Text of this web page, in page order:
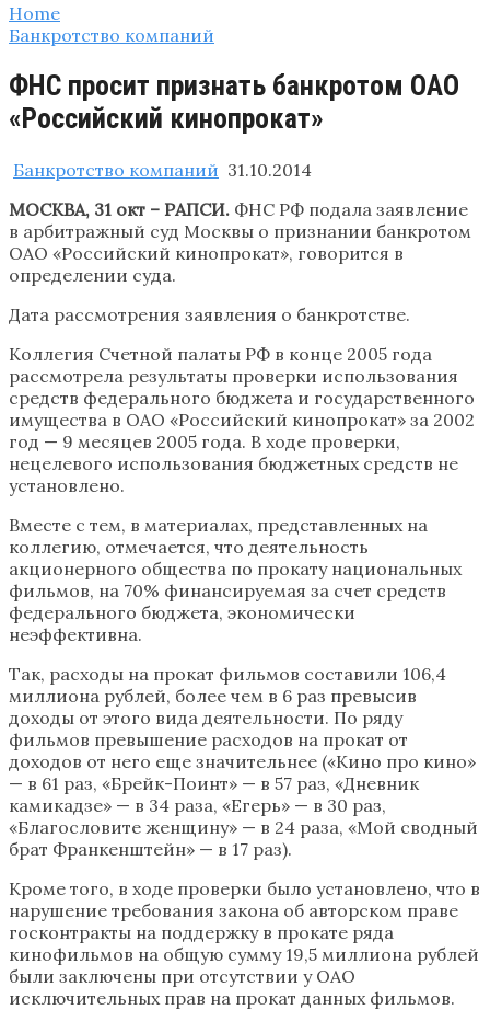
Home
Банкротство компаний
ФНС просит признать банкротом ОАО
«Российский кинопрокат»
Банкротство компаний 31.10.2014
МОСКВА, 31 окт – РАПСИ. ФНС РФ подала заявление
в арбитражный суд Москвы о признании банкротом
ОАО «Российский кинопрокат», говорится в
определении суда.
Дата рассмотрения заявления о банкротстве.
Коллегия Счетной палаты РФ в конце 2005 года
рассмотрела результаты проверки использования
средств федерального бюджета и государственного
имущества в ОАО «Российский кинопрокат» за 2002
год — 9 месяцев 2005 года. В ходе проверки,
нецелевого использования бюджетных средств не
установлено.
Вместе с тем, в материалах, представленных на
коллегию, отмечается, что деятельность
акционерного общества по прокату национальных
фильмов, на 70% финансируемая за счет средств
федерального бюджета, экономически
неэффективна.
Так, расходы на прокат фильмов составили 106,4
миллиона рублей, более чем в 6 раз превысив
доходы от этого вида деятельности. По ряду
фильмов превышение расходов на прокат от
доходов от него еще значительнее («Кино про кино»
— в 61 раз, «Брейк-Поинт» — в 57 раз, «Дневник
камикадзе» — в 34 раза, «Егерь» — в 30 раз,
«Благословите женщину» — в 24 раза, «Мой сводный
брат Франкенштейн» — в 17 раз).
Кроме того, в ходе проверки было установлено, что в
нарушение требования закона об авторском праве
госконтракты на поддержку в прокате ряда
кинофильмов на общую сумму 19,5 миллиона рублей
были заключены при отсутствии у ОАО
исключительных прав на прокат данных фильмов.